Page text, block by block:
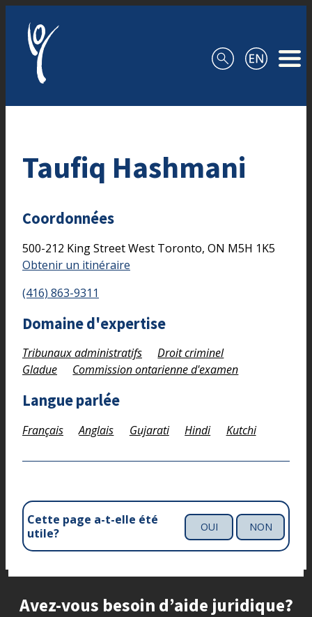
Taufiq Hashmani
Coordonnées
500-212 King Street West Toronto, ON M5H 1K5
Obtenir un itinéraire
(416) 863-9311
Domaine d'expertise
Tribunaux administratifs
Droit criminel
Gladue
Commission ontarienne d'examen
Langue parlée
Français Anglais Gujarati Hindi Kutchi
Cette page a-t-elle été
utile?
OUI NON
Site footer
Avez-vous besoin d’aide juridique?